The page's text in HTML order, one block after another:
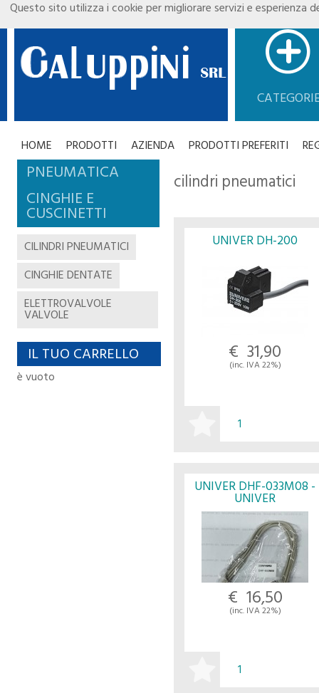
HOME PRODOTTI AZIENDA PRODOTTI PREFERITI
PNEUMATICA
CINGHIE E
CUSCINETTI
CILINDRI PNEUMATICI
CINGHIE DENTATE
ELETTROVALVOLE
VALVOLE
IL TUO CARRELLO
è vuoto
cilindri pneumatici
UNIVER DH-200
€ 31,90
(inc. IVA 22%)
UNIVER DHF-033M08 -
UNIVER
€ 16,50
(inc. IVA 22%)
Questo sito utilizza i cookie per migliorare servizi e esperienza